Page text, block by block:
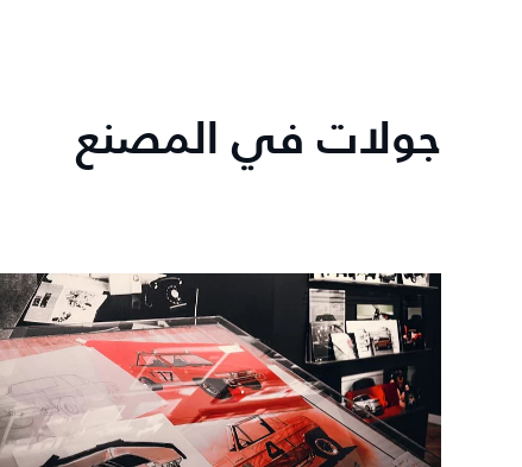
جولات في المصنع